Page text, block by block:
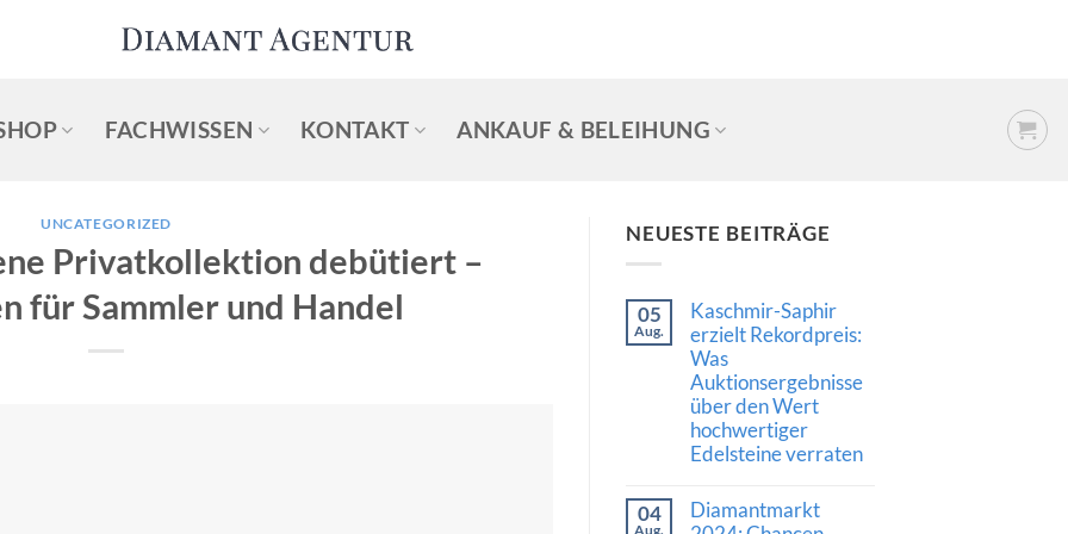
FACHWISSEN KONTAKT ANKAUF & BELEIHUNG
UNCATEGORIZED
Privatkollektion debütiert –
für Sammler und Handel
NEUESTE BEITRÄGE
05
Aug.
Kaschmir-Saphir
erzielt Rekordpreis:
Was
Auktionsergebnisse
über den Wert
hochwertiger
Edelsteine verraten
zu
Kaschmir-
04
Aug.
Diamantmarkt